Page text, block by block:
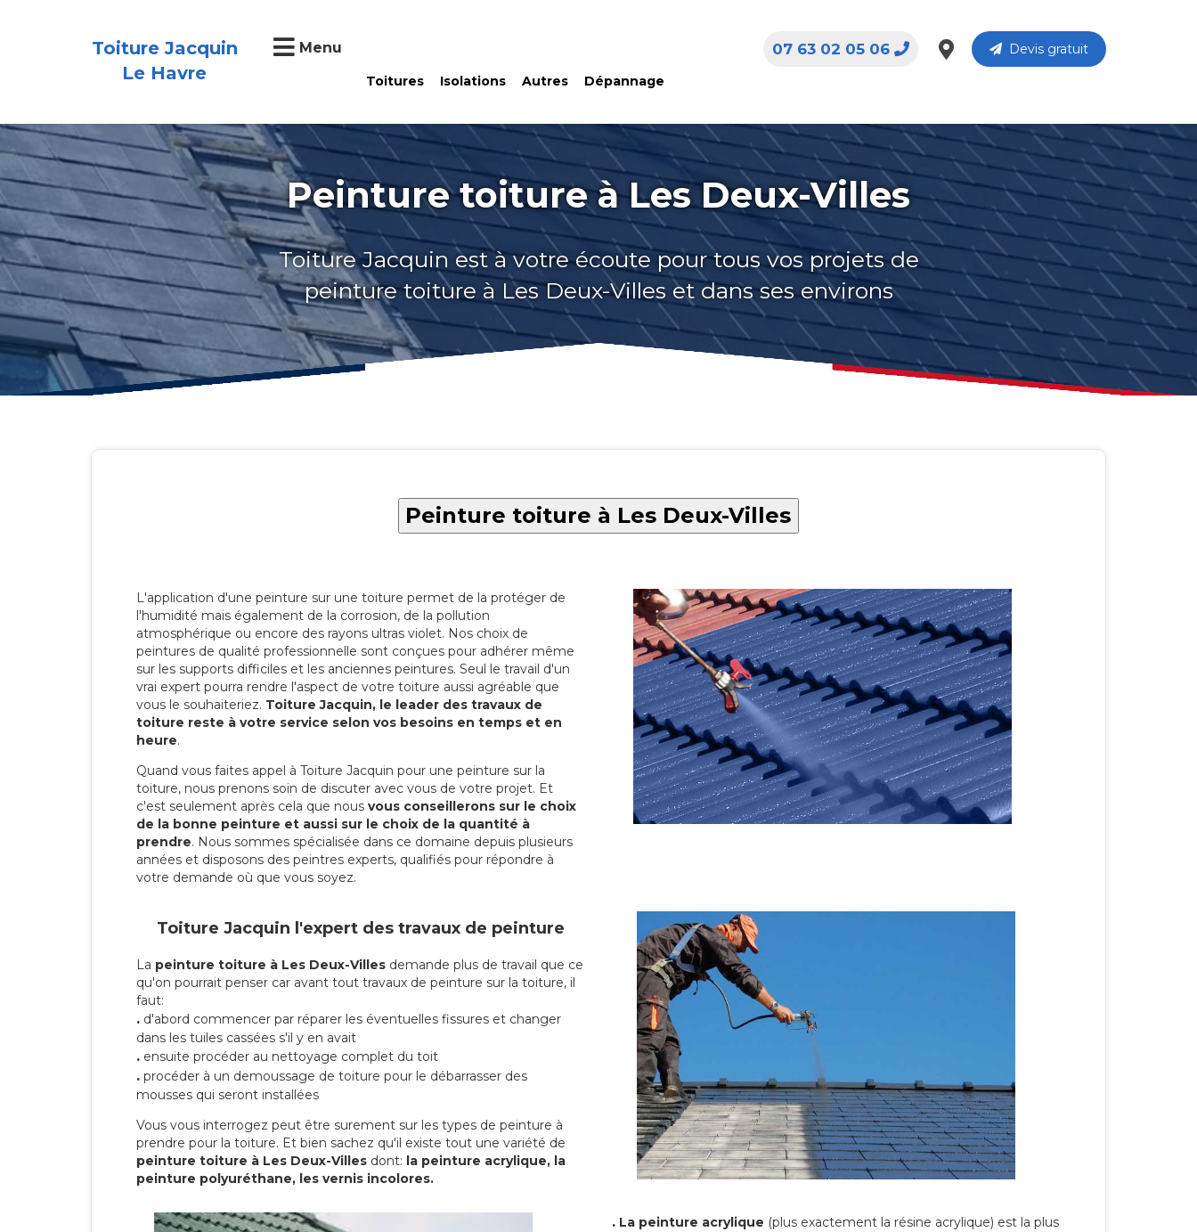
Toiture Jacquin
Le Havre
Menu
Toitures Isolations Autres Dépannage
Devis gratuit
07 63 02 05 06
Peinture toiture à Les Deux-Villes
Toiture Jacquin est à votre écoute pour tous vos projets de
peinture toiture à Les Deux-Villes et dans ses environs
Peinture toiture à Les Deux-Villes
L'application d'une peinture sur une toiture permet de la protéger de
l'humidité mais également de la corrosion, de la pollution
atmosphérique ou encore des rayons ultras violet. Nos choix de
peintures de qualité professionnelle sont conçues pour adhérer même
sur les supports difficiles et les anciennes peintures. Seul le travail d'un
vrai expert pourra rendre l'aspect de votre toiture aussi agréable que
vous le souhaiteriez. Toiture Jacquin, le leader des travaux de
toiture reste à votre service selon vos besoins en temps et en
heure.
Quand vous faites appel à Toiture Jacquin pour une peinture sur la
toiture, nous prenons soin de discuter avec vous de votre projet. Et
c'est seulement après cela que nous vous conseillerons sur le choix
de la bonne peinture et aussi sur le choix de la quantité à
prendre. Nous sommes spécialisée dans ce domaine depuis plusieurs
années et disposons des peintres experts, qualifiés pour répondre à
votre demande où que vous soyez.
Toiture Jacquin l'expert des travaux de peinture
La peinture toiture à Les Deux-Villes demande plus de travail que ce
qu'on pourrait penser car avant tout travaux de peinture sur la toiture, il
faut:
. d'abord commencer par réparer les éventuelles fissures et changer
dans les tuiles cassées s'il y en avait
. ensuite procéder au nettoyage complet du toit
. procéder à un demoussage de toiture pour le débarrasser des
mousses qui seront installées
Vous vous interrogez peut être surement sur les types de peinture à
prendre pour la toiture. Et bien sachez qu'il existe tout une variété de
peinture toiture à Les Deux-Villes dont: la peinture acrylique, la
peinture polyuréthane, les vernis incolores.
. La peinture acrylique (plus exactement la résine acrylique) est la plus